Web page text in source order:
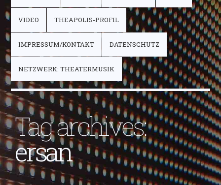
VIDEO THEAPOLIS-PROFIL
IMPRESSUM/KONTAKT DATENSCHUTZ
NETZWERK: THEATERMUSIK
Tag archives:
ersan